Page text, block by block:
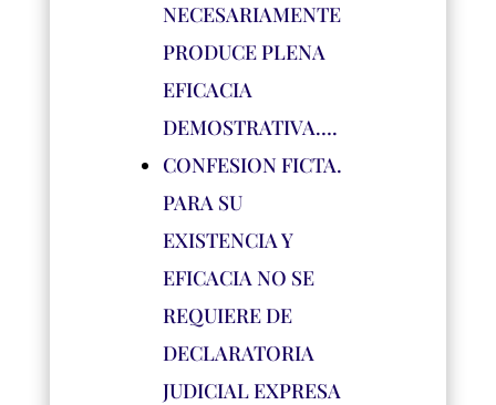
NECESARIAMENTE
PRODUCE PLENA
EFICACIA
DEMOSTRATIVA….
CONFESION FICTA.
PARA SU
EXISTENCIA Y
EFICACIA NO SE
REQUIERE DE
DECLARATORIA
JUDICIAL EXPRESA